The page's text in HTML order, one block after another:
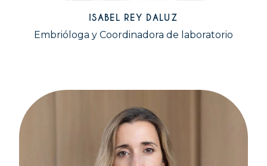
ISABEL REY DALUZ
Embrióloga y Coordinadora de laboratorio